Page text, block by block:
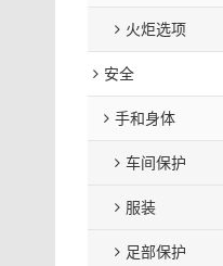
火炬选项
安全
手和身体
车间保护
服装
足部保护